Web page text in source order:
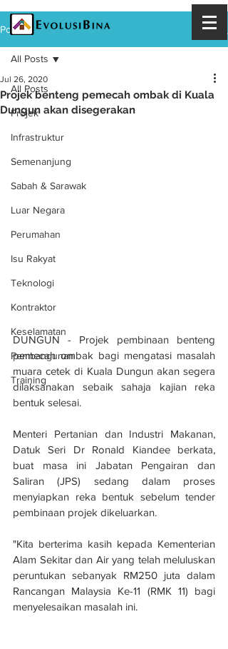
Post
All Posts
Projek
Infrastruktur
Semenanjung
Sabah & Sarawak
Luar Negara
Perumahan
Isu Rakyat
Teknologi
Kontraktor
Keselamatan
Pembangunan
Training
All Posts
Projek benteng pemecah ombak di Kuala
Dungun akan disegerakan
Jul 26, 2020
DUNGUN - Projek pembinaan benteng
pemecah ombak bagi mengatasi masalah
muara cetek di Kuala Dungun akan segera
dilaksanakan sebaik sahaja kajian reka
bentuk selesai.
Menteri Pertanian dan Industri Makanan,
Datuk Seri Dr Ronald Kiandee berkata,
buat masa ini Jabatan Pengairan dan
Saliran (JPS) sedang dalam proses
menyiapkan reka bentuk sebelum tender
pembinaan projek dikeluarkan.
"Kita berterima kasih kepada Kementerian
Alam Sekitar dan Air yang telah meluluskan
peruntukan sebanyak RM250 juta dalam
Rancangan Malaysia Ke-11 (RMK 11) bagi
menyelesaikan masalah ini.